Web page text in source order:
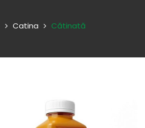
Catina Cătinată